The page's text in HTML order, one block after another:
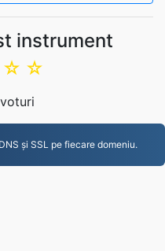
instrument
☆
☆
voturi
și SSL pe fiecare domeniu.